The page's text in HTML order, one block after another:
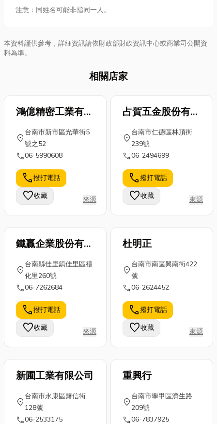
注意：同姓名可能非指同一人。
本資料謹供參考，詳細資訊請依財政部財政資訊中心或商業司公開資
料為準。
相關店家
鴻億精密工業有限
公司
location_on
台南市新市區光華街5
號之52
call06-5990608
call撥打電話
favorite收藏 來源
占賀五金股份有限
公司
location_on
台南市仁德區林頂街
239號
call06-2494699
call撥打電話
favorite收藏 來源
鐵贏企業股份有限
公司
location_on
台南縣佳里鎮佳里區禮
化里260號
call06-7262684
call撥打電話
favorite收藏 來源
杜明正
location_on
台南市南區興南街422
號
call06-2624452
call撥打電話
favorite收藏 來源
新圃工業有限公司
location_on
台南市永康區鹽信街
128號
call06-2533175
重興行
location_on
台南市學甲區濟生路
209號
call06-7837925